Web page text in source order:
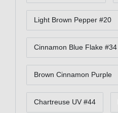
Light Brown Pepper #20
Cinnamon Blue Flake #34
Brown Cinnamon Purple
Chartreuse UV #44